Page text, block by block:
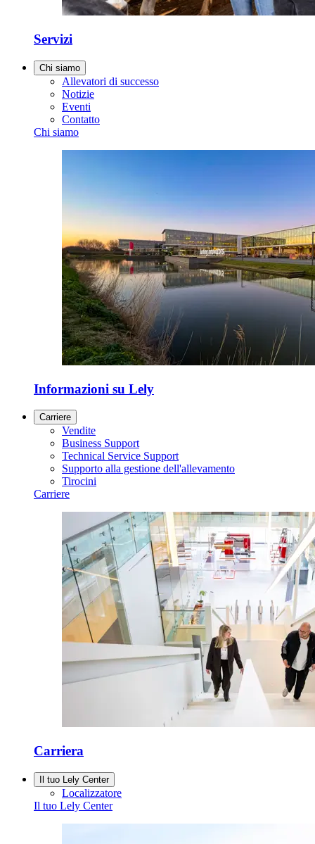
Servizi
Chi siamo
Allevatori di successo
Notizie
Eventi
Contatto
Chi siamo
Informazioni su Lely
Carriere
Vendite
Business Support
Technical Service Support
Supporto alla gestione dell'allevamento
Tirocini
Carriere
Carriera
Il tuo Lely Center
Localizzatore
Il tuo Lely Center